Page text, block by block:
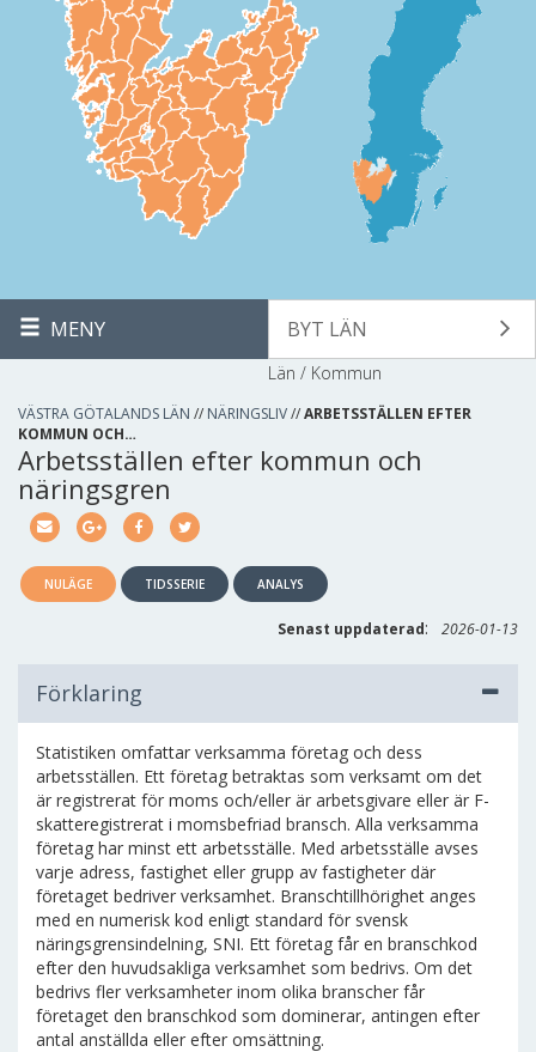
MENY BYT LÄN
Län / Kommun
VÄSTRA GÖTALANDS LÄN // NÄRINGSLIV//ARBETSSTÄLLEN EFTER
KOMMUN OCH…
Arbetsställen efter kommun och
näringsgren
NULÄGE TIDSSERIE ANALYS
Senast uppdaterad: 2026-01-13
Förklaring
Statistiken omfattar verksamma företag och dess
arbetsställen. Ett företag betraktas som verksamt om det
är registrerat för moms och/eller är arbetsgivare eller är F-
skatteregistrerat i momsbefriad bransch. Alla verksamma
företag har minst ett arbetsställe. Med arbetsställe avses
varje adress, fastighet eller grupp av fastigheter där
företaget bedriver verksamhet. Branschtillhörighet anges
med en numerisk kod enligt standard för svensk
näringsgrensindelning, SNI. Ett företag får en branschkod
efter den huvudsakliga verksamhet som bedrivs. Om det
bedrivs fler verksamheter inom olika branscher får
företaget den branschkod som dominerar, antingen efter
antal anställda eller efter omsättning.